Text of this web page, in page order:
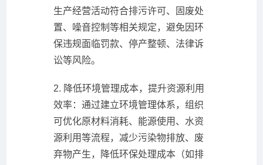
生产经营活动符合排污许可、固废处
置、噪音控制等相关规定，避免因环
保违规面临罚款、停产整顿、法律诉
讼等风险。
2. 降低环境管理成本，提升资源利用
效率：通过建立环境管理体系，组织
可优化原材料消耗、能源使用、水资
源利用等流程，减少污染物排放、废
弃物产生，降低环保处理成本（如排